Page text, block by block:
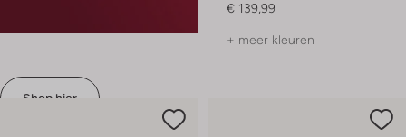
Shop hier
€ 139,99
+ meer kleuren